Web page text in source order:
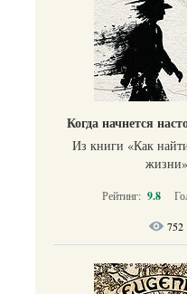
Когда начнется
Из книги «Как
жизни​»
Рейтинг: 9.8
752